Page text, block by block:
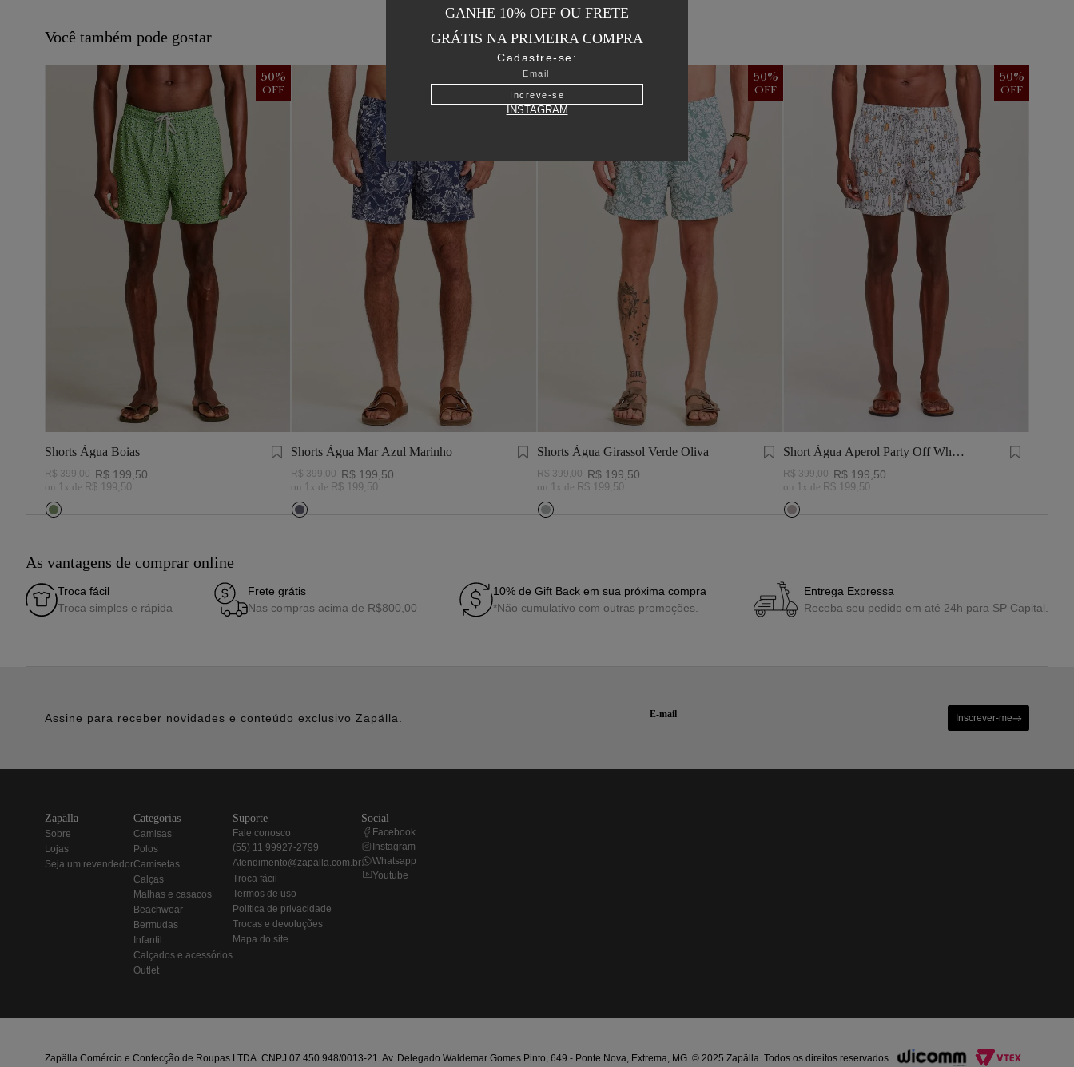
Você também pode gostar
Shorts Água Boias
50%
OFF
R$ 399,00 R$ 199 50
ou 1 x de R$ 199 50
Shorts Água Mar Azul Marinho
%
OFF
R$ 399,00 R$ 199 50
ou 1 x de R$ 199 50
Shorts Água Girassol Verde Oliva
50%
OFF
R$ 399,00 R$ 199 50
ou 1 x de R$ 199 50
Short Água Aperol Party Off White
e Preto
50%
OFF
R$ 399,00 R$ 199 50
ou 1 x de R$ 199 50
As vantagens de comprar online
Troca fácil
Troca simples e rápida
Frete grátis
Nas compras acima de R$800,00
10% de Gift Back em sua próxima compra
*Não cumulativo com outras promoções.
Entrega Expressa
Receba seu pedido em até 24h para SP Capital.
Assine para receber novidades e conteúdo exclusivo Zapälla. Inscrever-me
zapälla
sobre
lojas
seja um revendedor
categorias
camisas
polos
camisetas
calças
malhas e casacos
beachwear
bermudas
infantil
calçados e acessórios
outlet
suporte
fale conosco
(55) 11 99927-2799
atendimento@zapalla.com.br
troca fácil
termos de uso
politica de privacidade
trocas e devoluções
mapa do site
social
Facebook
Instagram
Whatsapp
Youtube
Zapälla Comércio e Confecção de Roupas LTDA. CNPJ 07.450.948/0013-21. Av. Delegado Waldemar Gomes Pinto, 649 - Ponte Nova, Extrema, MG. © 2025 Zapälla. Todos os direitos reservados.
GANHE 10% OFF OU FRETE
GRÁTIS NA PRIMEIRA COMPRA
Cadastre-se:
Increve-se
INSTAGRAM